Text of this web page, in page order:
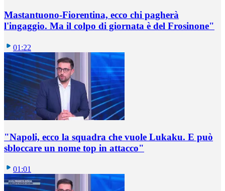
Mastantuono-Fiorentina, ecco chi pagherà
l'ingaggio. Ma il colpo di giornata è del Frosinone"
01:22
"Napoli, ecco la squadra che vuole Lukaku. E può
sbloccare un nome top in attacco"
01:01